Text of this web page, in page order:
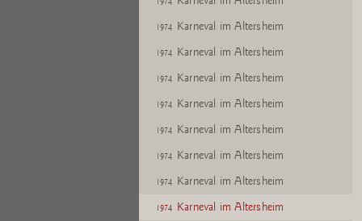
1974 Karneval im Altersheim
1974 Karneval im Altersheim
1974 Karneval im Altersheim
1974 Karneval im Altersheim
1974 Karneval im Altersheim
1974 Karneval im Altersheim
1974 Karneval im Altersheim
1974 Karneval im Altersheim